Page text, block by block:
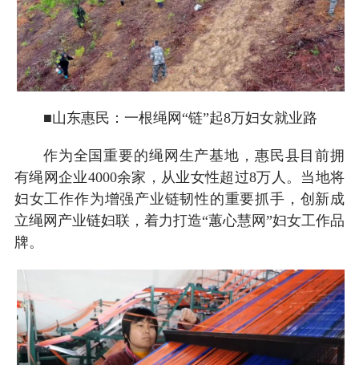
■山东惠民：一根绳网“链”起8万妇女就业路
作为全国重要的绳网生产基地，惠民县目前拥
有绳网企业4000余家，从业女性超过8万人。当地将
妇女工作作为增强产业链韧性的重要抓手，创新成
立绳网产业链妇联，着力打造“蕙心慧网”妇女工作品
牌。